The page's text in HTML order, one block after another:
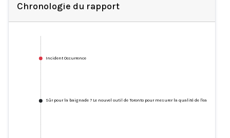
Chronologie du rapport
Incident Occurrence
Sûr pour la baignade ? Le nouvel outil de Toronto pour mesurer la qualité de l'eau sur ses